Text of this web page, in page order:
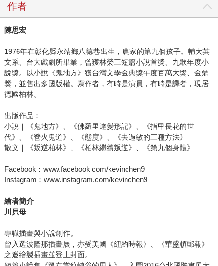
作者
陳思宏
1976年在彰化縣永靖鄉八德巷出生，農家的第九個孩子。輔大英
文系、台大戲劇所畢業，曾獲林榮三短篇小說首獎、九歌年度小
說獎。以小說《鬼地方》獲台灣文學金典獎年度百萬大獎、金鼎
獎，並售出多國版權。寫作者，有時是演員，有時是譯者，現居
德國柏林。
出版作品：
小說｜《鬼地方》、《佛羅里達變形記》、《指甲長花的世
代》、《營火鬼道》、《態度》、《去過敏的三種方法》
散文｜《叛逆柏林》、《柏林繼續叛逆》、《第九個身體》
Facebook：www.facebook.com/kevinchen9
Instagram：www.instagram.com/kevinchen9
繪者簡介
川貝母
專職插畫與小說創作。
曾入選波隆那插畫展，亦受美國《紐約時報》、《華盛頓郵報》
之邀繪製插畫並登上封面。